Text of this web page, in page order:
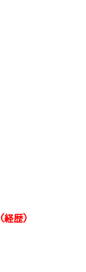
経歴)